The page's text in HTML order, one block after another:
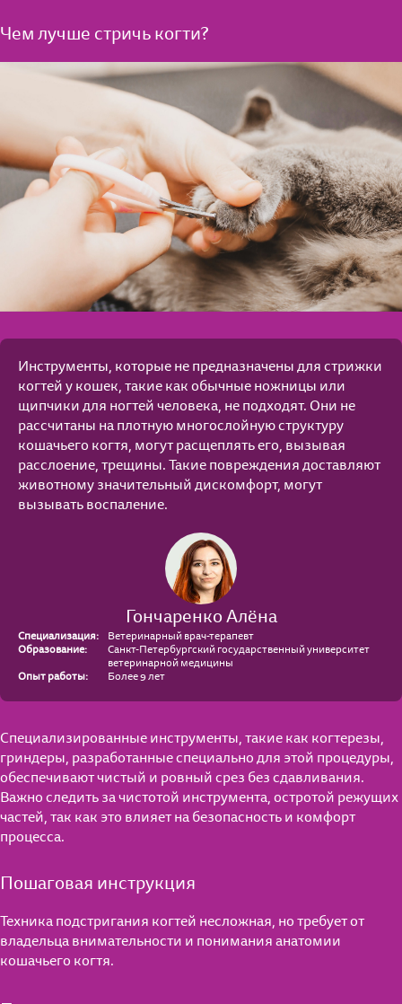
Чем лучше стричь когти?
Инструменты, которые не предназначены для стрижки
когтей у кошек, такие как обычные ножницы или
щипчики для ногтей человека, не подходят. Они не
рассчитаны на плотную многослойную структуру
кошачьего когтя, могут расщеплять его, вызывая
расслоение, трещины. Такие повреждения доставляют
животному значительный дискомфорт, могут
вызывать воспаление.
Гончаренко Алёна
Специализация:
Ветеринарный врач-терапевт
Образование:
Санкт-Петербургский государственный университет
ветеринарной медицины
Опыт работы:
Более 9 лет
Специализированные инструменты, такие как когтерезы,
гриндеры, разработанные специально для этой процедуры,
обеспечивают чистый и ровный срез без сдавливания.
Важно следить за чистотой инструмента, остротой режущих
частей, так как это влияет на безопасность и комфорт
процесса.
Пошаговая инструкция
Техника подстригания когтей несложная, но требует от
владельца внимательности и понимания анатомии
кошачьего когтя.